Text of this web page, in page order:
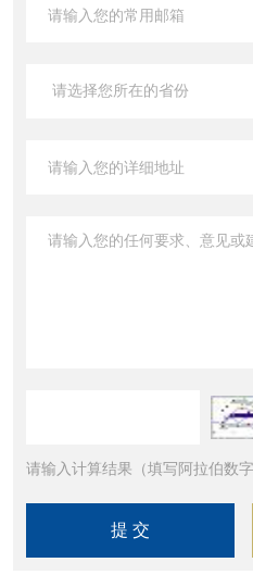
请输入计算结果（填写阿拉伯数